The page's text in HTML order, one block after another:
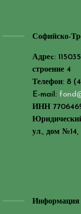
Софийско-
Адреc:
строение 4
Телефон: 8
E-mail:
ИНН
ул., дом №14,
Информация